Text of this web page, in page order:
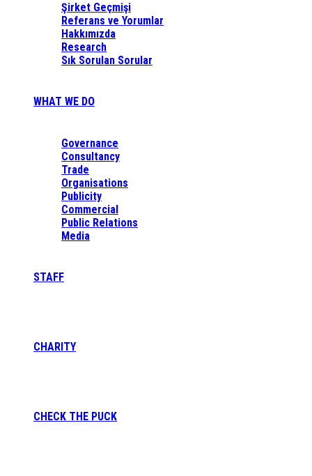
Şirket Geçmişi
Referans ve Yorumlar
Hakkımızda
Research
Sık Sorulan Sorular
WHAT WE DO
Governance
Consultancy
Trade
Organisations
Publicity
Commercial
Public Relations
Media
STAFF
CHARITY
CHECK THE PUCK